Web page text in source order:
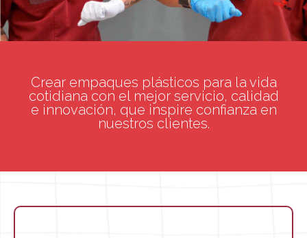
Crear empaques plásticos para la vida
cotidiana con el mejor servicio, calidad
e innovación, que inspire confianza en
nuestros clientes.